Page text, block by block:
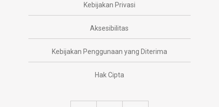
Kebijakan Privasi
Aksesibilitas
Kebijakan Penggunaan yang Diterima
Hak Cipta